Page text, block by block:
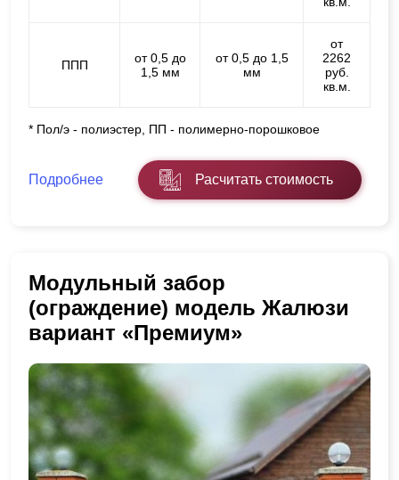
ППП
от 0,5 до
1,5 мм
от 0,5 до 1,5
мм
от
2262
руб.
кв.м.
* Пол/э - полиэстер, ПП - полимерно-порошковое
Подробнее Расчитать стоимость
Модульный забор
(ограждение) модель Жалюзи
вариант «Премиум»